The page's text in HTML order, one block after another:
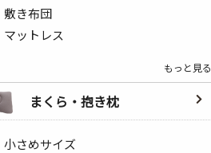
敷き布団
マットレス
もっと見る
まくら・抱き枕
小さめサイズ